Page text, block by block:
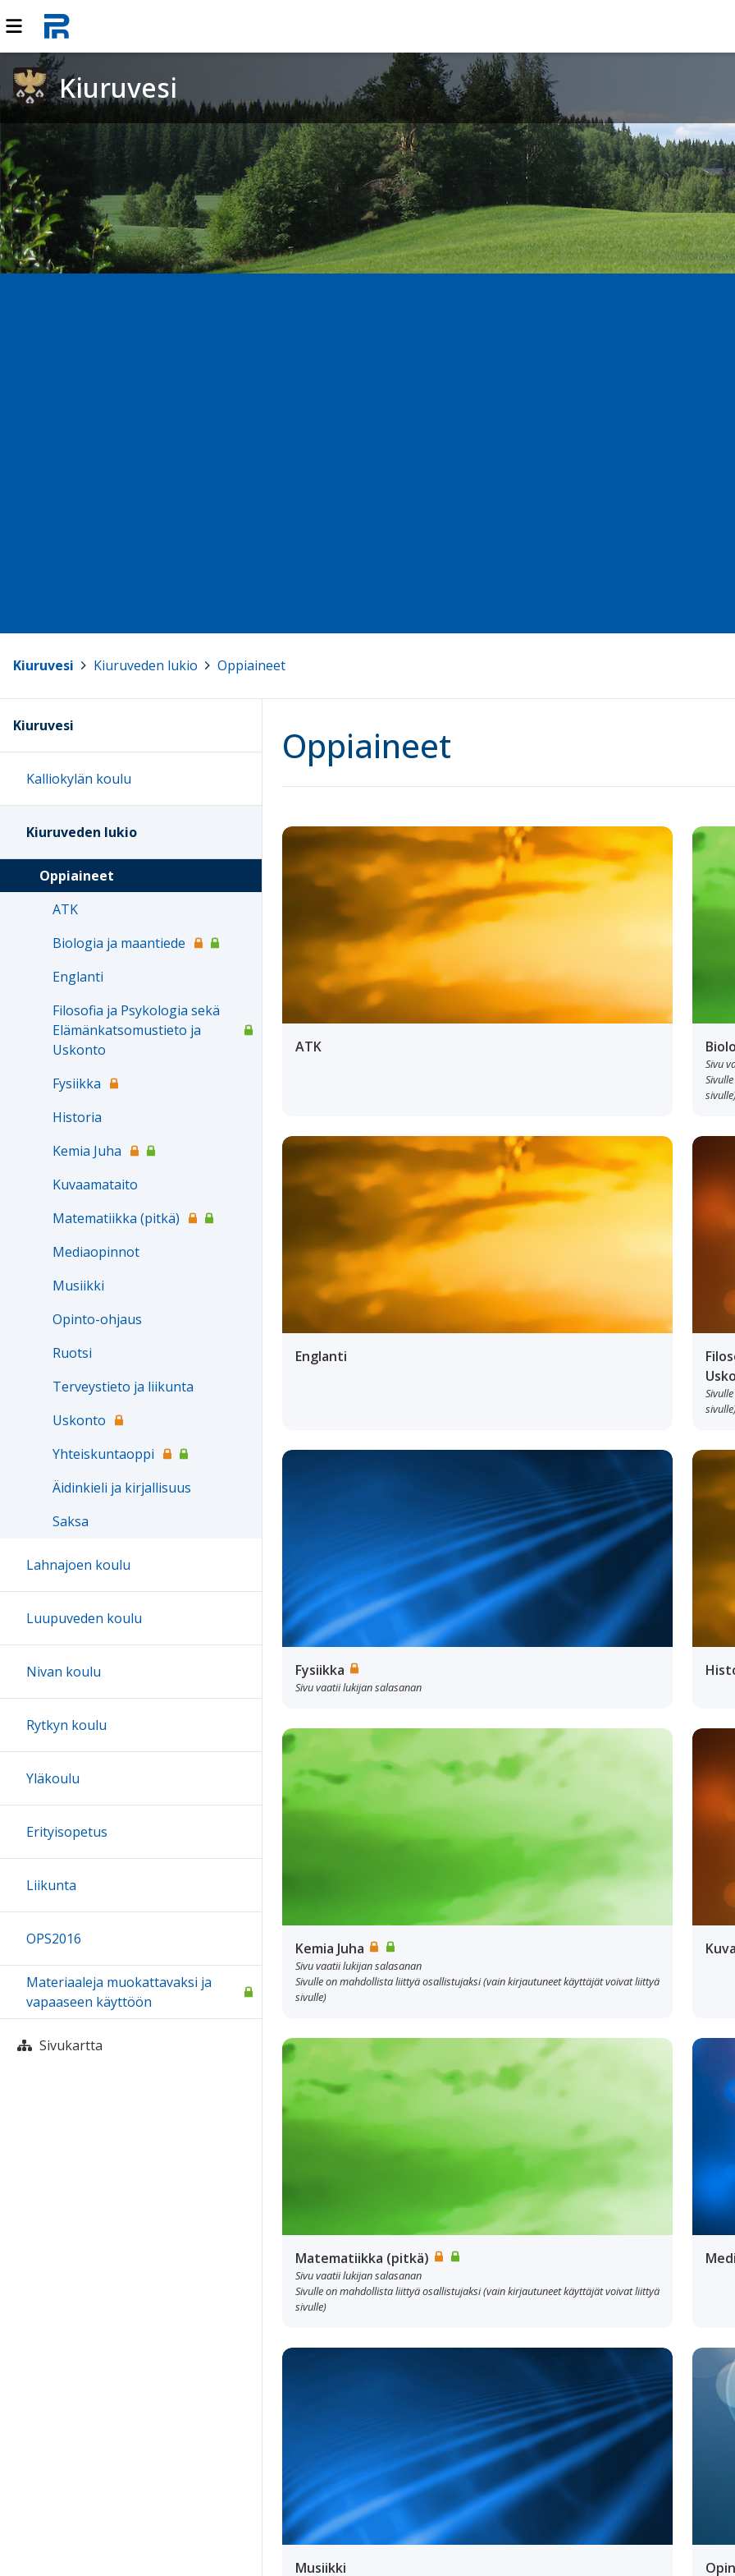
Kiuruvesi
Kiuruvesi Kiuruveden lukio Oppiaineet
Oppiaineet
ATK
Sivu
Englanti
Fysiikka
Sivu vaatii lukijan salasanan
Kemia Juha
Sivu vaatii lukijan salasanan
Sivulle on mahdollista liittyä osallistujaksi (vain kirjautuneet käyttäjät voivat liittyä
sivulle)
Matematiikka (pitkä)
Sivu vaatii lukijan salasanan
Sivulle on mahdollista liittyä osallistujaksi (vain kirjautuneet käyttäjät voivat liittyä
sivulle)
Musiikki
Kiuruvesi
Kalliokylän koulu
Kiuruveden lukio
Oppiaineet
ATK
Biologia ja maantiede
Englanti
Filosofia ja Psykologia sekä
Elämänkatsomustieto ja
Uskonto
Fysiikka
Historia
Kemia Juha
Kuvaamataito
Matematiikka (pitkä)
Mediaopinnot
Musiikki
Opinto-ohjaus
Ruotsi
Terveystieto ja liikunta
Uskonto
Yhteiskuntaoppi
Äidinkieli ja kirjallisuus
Saksa
Lahnajoen koulu
Luupuveden koulu
Nivan koulu
Rytkyn koulu
Yläkoulu
Erityisopetus
Liikunta
OPS2016
Materiaaleja muokattavaksi ja
vapaaseen käyttöön
Sivukartta